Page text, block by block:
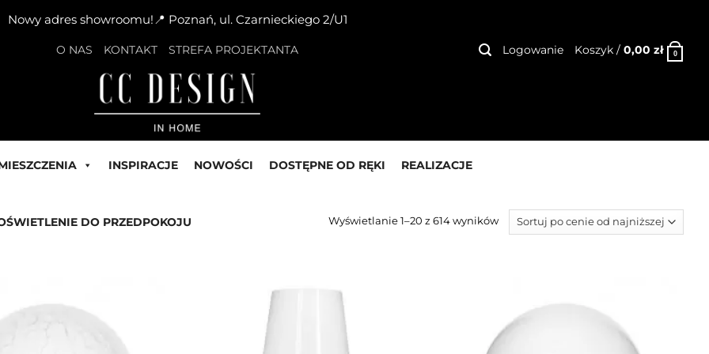
Nowy adres showroomu!📍 Poznań, ul. Czarnieckiego 2/U1
O NAS KONTAKT STREFA PROJEKTANTA Logowanie Koszyk / 0,00 zł 0
INSPIRACJE NOWOŚCI DOSTĘPNE OD RĘKI REALIZACJE
DO PRZEDPOKOJU Wyświetlanie 1–20 z 614 wyników